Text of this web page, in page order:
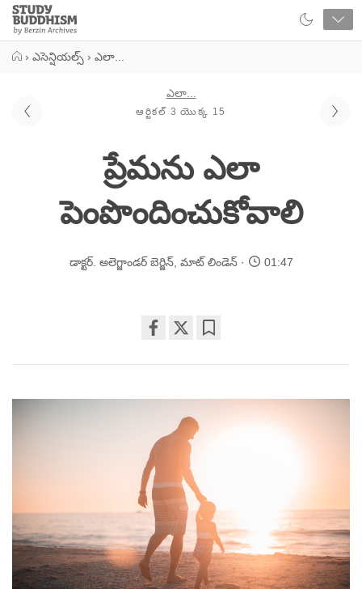
Close
Study
Buddhism
› ఎసెన్షియల్స్ › ఎలా...
ఎలా...
ఆర్టికల్ 3 యొక్క 15
ప్రేమను ఎలా
పెంపొందించుకోవాలి
డాక్టర్. అలెగ్జాండర్ బెర్జిన్, మాట్ లిండెన్ 01:47
on